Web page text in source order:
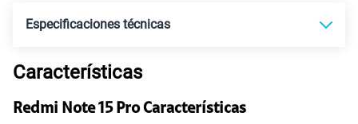
Especificaciones técnicas
Tecnología de Pantalla
Características
Redmi Note 15 Pro Características